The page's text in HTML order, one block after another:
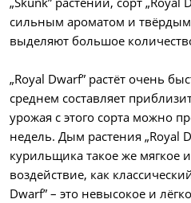
сильным ароматом и
выделяют большое
„Royal Dwarf” растёт очень
среднем составляет
урожая с этого сорта можно
недель. Дым растения „Royal
курильщика такое же мягкое
воздействие, как
Dwarf” – это невысокое и